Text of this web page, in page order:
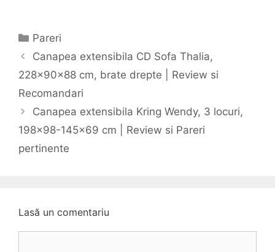
Categorii
Pareri
Navigare
în
Canapea extensibila CD Sofa Thalia,
228x90x88 cm, brate drepte | Review si
Recomandari
Canapea extensibila Kring Wendy, 3 locuri,
198×98-145×69 cm | Review si Pareri
pertinente
Lasă un comentariu